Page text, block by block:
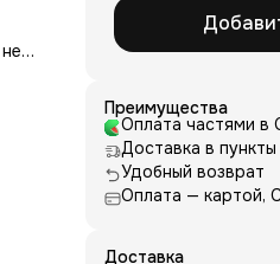
Преимущества
Оплата частями в
Доставка в
Удобный возврат
Оплата — картой,
Доставка